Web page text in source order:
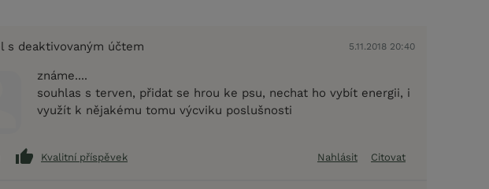
s deaktivovaným účtem 5.11.2018 20:40
známe....
souhlas s terven, přidat se hrou ke psu, nechat ho vybít energii, i
využít k nějakému tomu výcviku poslušnosti
Kvalitní příspěvek Nahlásit Citovat